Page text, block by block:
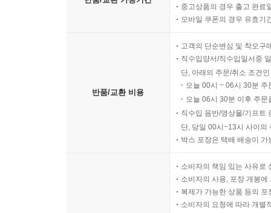
중고상품의 경우 출고 완료
모바일 쿠폰의 경우 유효기
반품/교환 비용
고객의 단순변심 및 착오구
직수입양서/직수입일서중
단, 아래의 주문/취소 조건
오늘 00시 ~ 06시 30분
오늘 06시 30분 이후 주
직수입 음반/영상물/기프트
단, 당일 00시~13시 사이의
박스 포장은 택배 배송이
소비자의 책임 있는 사유로
소비자의 사용, 포장 개봉
복제가 가능한 상품 등의
소비자의 요청에 따라 개별